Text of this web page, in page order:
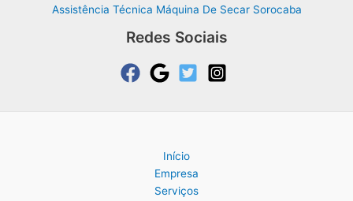
Assistência Técnica Máquina De Secar Sorocaba
Redes Sociais
Início
Empresa
Serviços